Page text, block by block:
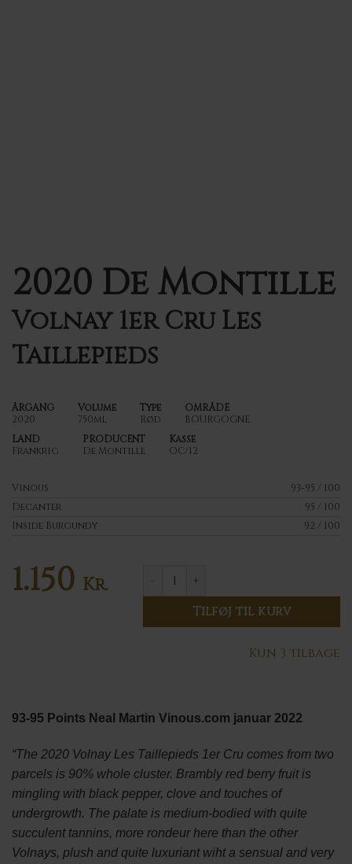
2020 De Montille
Volnay 1er Cru Les
Taillepieds
ÅRGANG
2020
Volume
750ml
Type
Rød
OMRÅDE
BOURGOGNE
LAND
Frankrig
PRODUCENT
De Montille
Kasse
OC/12
Vinous
93-95 / 100
Decanter
95 / 100
Inside Burgundy
92 / 100
1.150 Kr.
Kun 3 tilbage
2020 De Montille Volnay 1er
Tilføj til kurv
93-95 Points Neal Martin Vinous.com januar 2022
“The 2020 Volnay Les Taillepieds 1er Cru comes from two
parcels is 90% whole cluster. Brambly red berry fruit is
mingling with black pepper, clove and touches of
undergrowth. The palate is medium-bodied with quite
succulent tannins, more rondeur here than the other
Volnays, plush and quite luxuriant wiht a sensual and very